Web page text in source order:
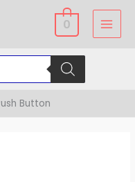
0
Button